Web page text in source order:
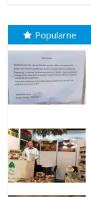
Popularne